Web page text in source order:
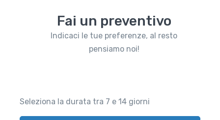
Fai un preventivo
Indicaci le tue preferenze, al resto
pensiamo noi!
Seleziona la durata tra 7 e 14 giorni